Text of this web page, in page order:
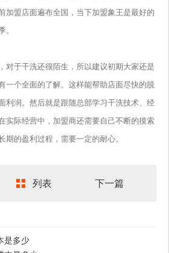
加盟店面遍布全国，当下加盟象王是最好的
。
于干洗还很陌生，所以建议初期大家还是
一个全面的了解。这样能帮助店面尽快的脱
利润。然后就是跟随总部学习干洗技术、经
实际经营中，加盟商还需要自己不断的摸索
期的盈利过程，需要一定的耐心。
列表 下一篇
是多少